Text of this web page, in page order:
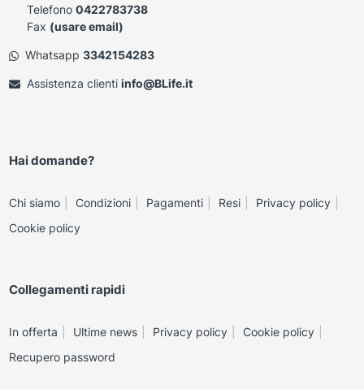
Telefono 0422783738
Fax (usare email)
Whatsapp 3342154283
Assistenza clienti info@BLife.it
Hai domande?
Chi siamo Condizioni Pagamenti Resi
Privacy policy
Cookie policy
Collegamenti rapidi
In offerta Ultime news Privacy policy
Cookie policy
Recupero password